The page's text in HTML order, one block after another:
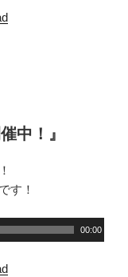
中！』
す！
00:00